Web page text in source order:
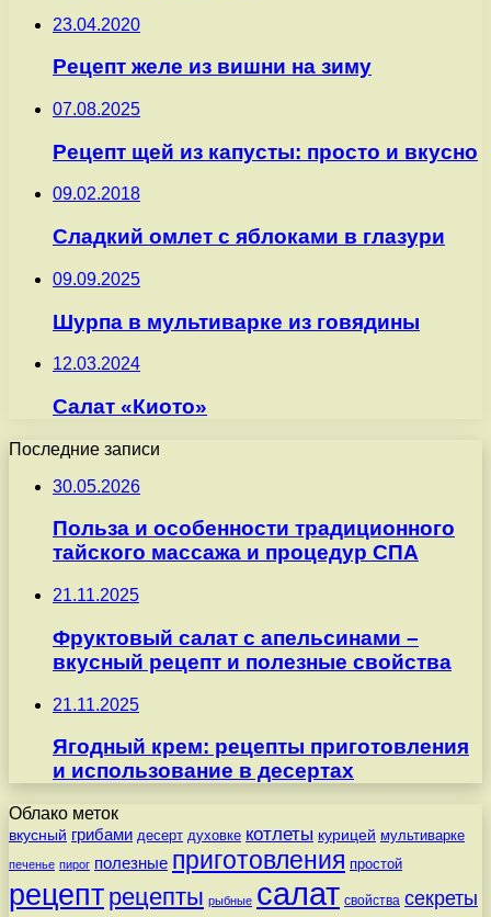
23.04.2020
Рецепт желе из вишни на зиму
07.08.2025
Рецепт щей из капусты: просто и вкусно
09.02.2018
Сладкий омлет с яблоками в глазури
09.09.2025
Шурпа в мультиварке из говядины
12.03.2024
Салат «Киото»
Последние записи
30.05.2026
Польза и особенности традиционного
тайского массажа и процедур СПА
21.11.2025
Фруктовый салат с апельсинами –
вкусный рецепт и полезные свойства
21.11.2025
Ягодный крем: рецепты приготовления
и использование в десертах
Облако меток
вкусный грибами десерт духовке котлеты курицей мультиварке
печенье пирог полезные приготовления простой
рецепт рецепты рыбные салат свойства секреты